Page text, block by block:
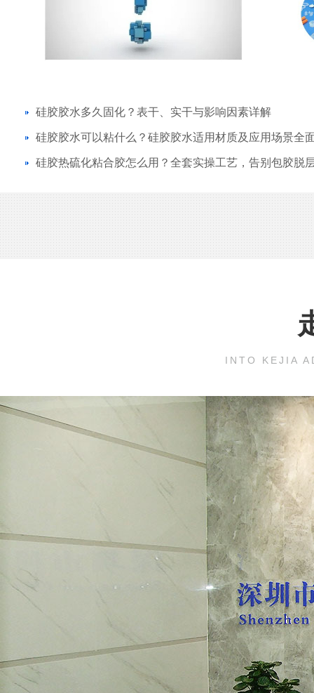
通过美国FAD食品级认证
科佳所售产品不良率低于
0755-2964-
04
SERVICE IN
库存充足，产能丰盛，广
包换
0755-2964-
硅胶胶水多久固化？表干、实干与影响因素详解
硅胶胶水可以粘什么？硅胶胶水适用材质及应用场景全
硅胶热硫化粘合胶怎么用？全套实操工艺，告别包胶脱
INTO KEJIA